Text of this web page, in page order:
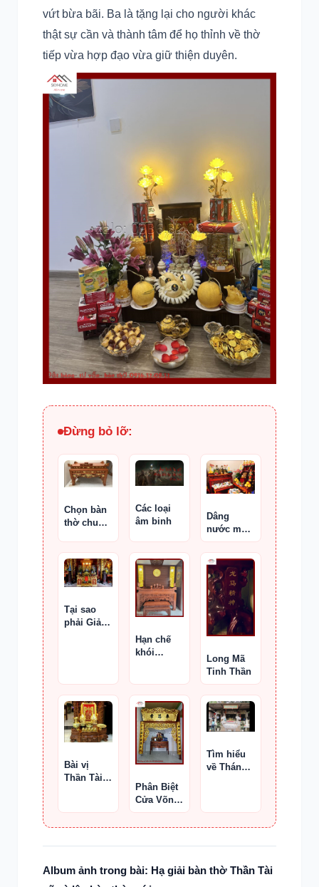
vứt bừa bãi. Ba là tặng lại cho người khác
thật sự cần và thành tâm để họ thỉnh về thờ
tiếp vừa hợp đạo vừa giữ thiện duyên.
Đừng bỏ lỡ:
Chọn bàn
thờ chung
và phong
cách
Các loại
âm binh
Dâng
nước màu
đỏ và vật
phẩm đỏ
lên thần
Phật
Tại sao
phải Giải
Hạn chế
khói
Long Mã
Tinh Thần
Bài vị
Thần Tài –
các loại
Phân Biệt
Cửa Võng,
Y Môn Và
Thiều
Tìm hiểu
về Thánh
Album ảnh trong bài: Hạ giải bàn thờ Thần Tài